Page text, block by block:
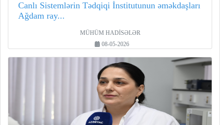
Canlı Sistemlərin Tədqiqi İnstitutunun əməkdaşları
Ağdam ray...
MÜHÜM HADİSƏLƏR
08-05-2026